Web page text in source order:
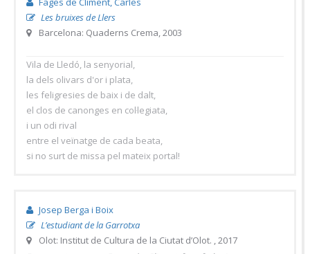
Les bruixes de Llers
Barcelona: Quaderns Crema, 2003
Vila de Lledó, la senyorial,
la dels olivars d'or i plata,
les feligresies de baix i de dalt,
el clos de canonges en col·legiata,
i un odi rival
entre el veïnatge de cada beata,
si no surt de missa pel mateix portal!
Josep Berga i Boix
L’estudiant de la Garrotxa
Olot: Institut de Cultura de la Ciutat d’Olot. , 2017